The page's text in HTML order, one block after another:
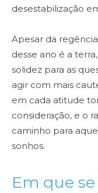
desestabilização
Apesar da
desse ano é a
solidez para as
agir com mais
em cada atitude
consideração, e o
caminho para
sonhos.
Em que